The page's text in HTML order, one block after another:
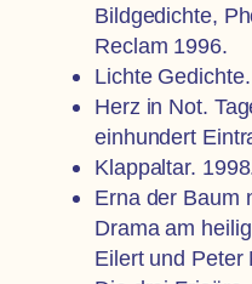
Bildgedichte,
Reclam 1996.
Lichte
Herz in Not.
einhundert
Klappaltar.
Erna der Baum
Drama am
Eilert und Peter